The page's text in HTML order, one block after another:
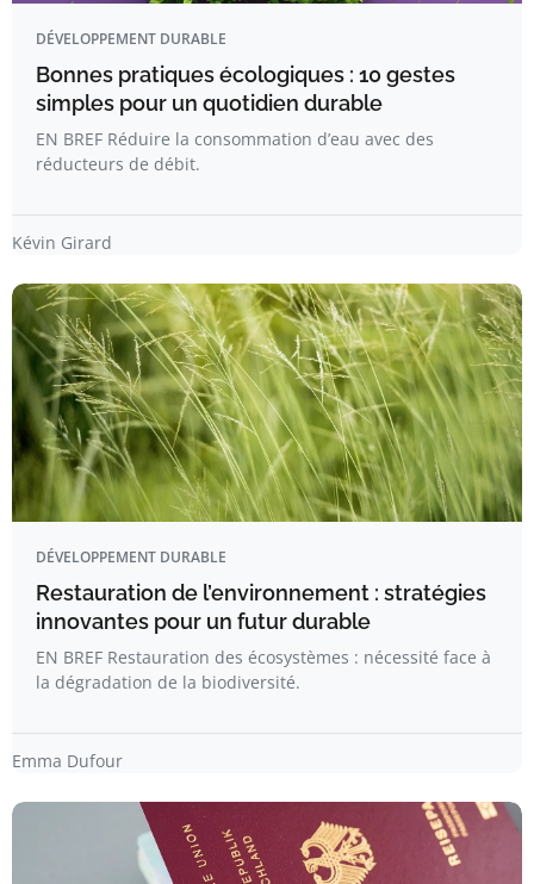
DÉVELOPPEMENT DURABLE
Bonnes pratiques écologiques : 10 gestes
simples pour un quotidien durable
EN BREF Réduire la consommation d’eau avec des
réducteurs de débit.
Kévin Girard
DÉVELOPPEMENT DURABLE
Restauration de l’environnement : stratégies
innovantes pour un futur durable
EN BREF Restauration des écosystèmes : nécessité face à
la dégradation de la biodiversité.
Emma Dufour